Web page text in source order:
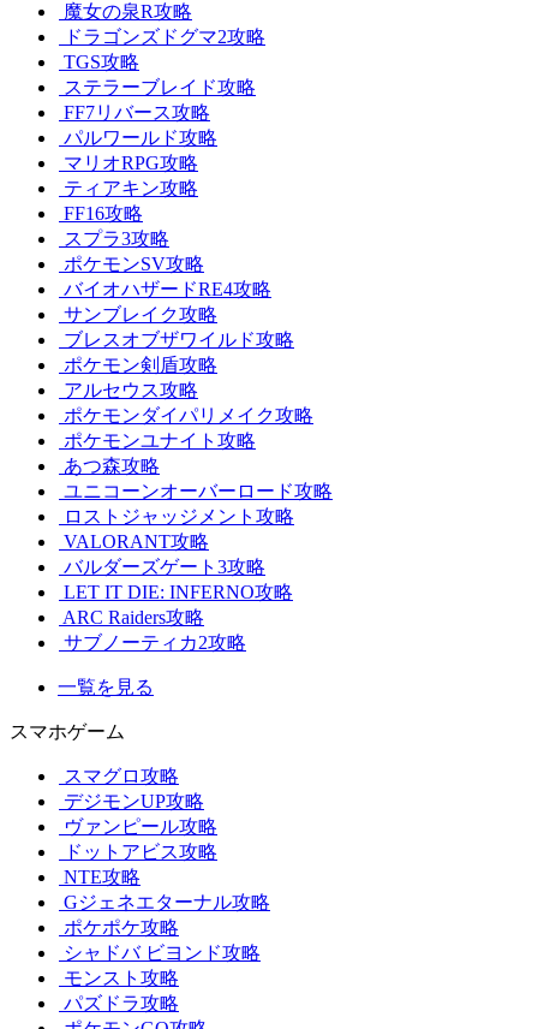
魔女の泉R攻略
ドラゴンズドグマ2攻略
TGS攻略
ステラーブレイド攻略
FF7リバース攻略
パルワールド攻略
マリオRPG攻略
ティアキン攻略
FF16攻略
スプラ3攻略
ポケモンSV攻略
バイオハザードRE4攻略
サンブレイク攻略
ブレスオブザワイルド攻略
ポケモン剣盾攻略
アルセウス攻略
ポケモンダイパリメイク攻略
ポケモンユナイト攻略
あつ森攻略
ユニコーンオーバーロード攻略
ロストジャッジメント攻略
VALORANT攻略
バルダーズゲート3攻略
LET IT DIE: INFERNO攻略
ARC Raiders攻略
サブノーティカ2攻略
一覧を見る
スマホゲーム
スマグロ攻略
デジモンUP攻略
ヴァンピール攻略
ドットアビス攻略
NTE攻略
Gジェネエターナル攻略
ポケポケ攻略
シャドバ ビヨンド攻略
モンスト攻略
パズドラ攻略